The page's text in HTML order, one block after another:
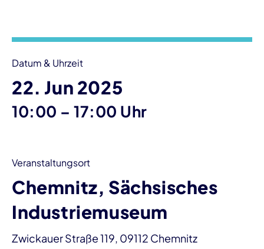
Datum & Uhrzeit
22. Jun 2025
10:00 – bis
17:00 Uhr
Veranstaltungsort
Chemnitz, Sächsisches
Industriemuseum
Zwickauer Straße 119, 09112 Chemnitz